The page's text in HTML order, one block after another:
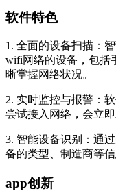
1. 全面的设备扫描：
wifi网络的设备，包括
2. 实时监控与报警：
3. 智能设备识别：通